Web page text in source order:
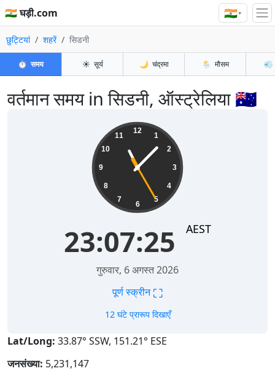
🇮🇳 घड़ी.com 🇮🇳▾
छुट्टियां शहरें सिडनी
⏱️ समय ☀️ सूर्य 🌙 चंद्रमा 🌦️ मौसम 💨
वर्तमान समय in सिडनी, ऑस्ट्रेलिया 🇦🇺
12
1
2
3
4
5
6
7
8
9
10
11
23:07:26 AEST
गुरुवार, 6 अगस्त 2026
पूर्ण स्क्रीन⛶
12 घंटे प्रारूप दिखाएँ
Lat/Long: 33.87° SSW, 151.21° ESE
जनसंख्या: 5,231,147